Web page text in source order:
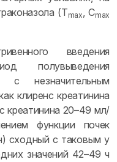
(Tmax, Cmax
введения
полувыведения
с незначительным
клиренс креатинина
креатинина 20–49 мл/
функции почек
сходный с таковым у
значений 42–49 ч